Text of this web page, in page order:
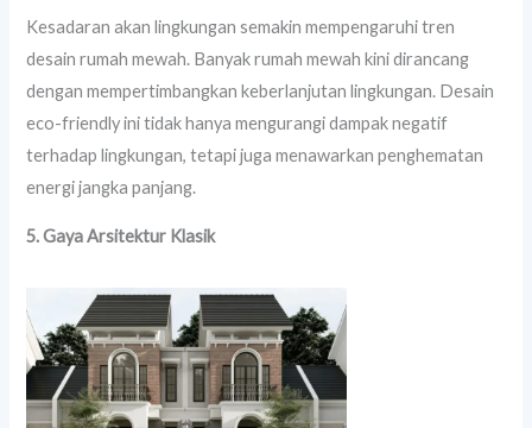
Kesadaran akan lingkungan semakin mempengaruhi tren
desain rumah mewah. Banyak rumah mewah kini dirancang
dengan mempertimbangkan keberlanjutan lingkungan. Desain
eco-friendly ini tidak hanya mengurangi dampak negatif
terhadap lingkungan, tetapi juga menawarkan penghematan
energi jangka panjang.
5. Gaya Arsitektur Klasik